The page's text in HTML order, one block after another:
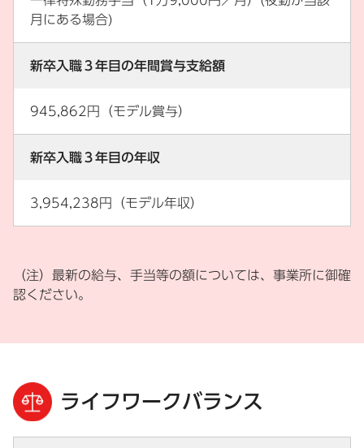
月にある場合)
新卒入職３年目の年間賞与支給額
945,862円（モデル賞与）
新卒入職３年目の年収
3,954,238円（モデル年収）
（注）最新の給与、手当等の額については、事業所に御確
認ください。
ライフワークバランス